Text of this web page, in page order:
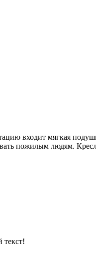
входит мягкая
пожилым людям.
текст!